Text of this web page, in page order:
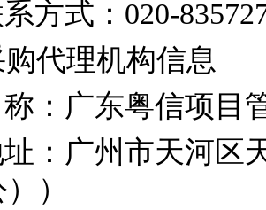
方式： 020-
代理机构信息
： 广东粤信项目
： 广州市天河区
）